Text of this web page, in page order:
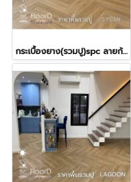
กระเบื้องยาง(รวมปู)spc ลายก้างปลา(LT COTTO-Lycan) 580฿